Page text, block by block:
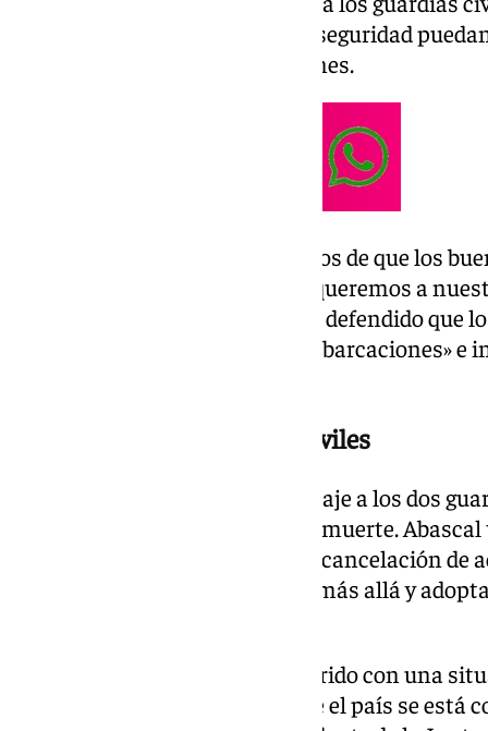
medios para que las fuerzas de seguridad
contra este tipo de embarcaciones.
«Estamos completamente hartos de que los
delincuentes huyan. Nosotros queremos a
afirmado el líder de VOX, que ha defendido que
capacidad para «atacar esas embarcaciones»
Homenaje a los Guardias Civiles
El acto comenzó con un homenaje a los dos
interpretación de El novio de la muerte.
declaración de luto oficial y a la cancelación de
PP-A y PSOE-A, aunque pidió ir más allá y
En paralelo, Vox vinculó lo ocurrido con una
en España. Abascal aseguró que el país se